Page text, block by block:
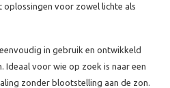
oplossingen voor zowel lichte als
in gebruik en ontwikkeld
Ideaal voor wie op zoek is naar een
zonder blootstelling aan de zon.